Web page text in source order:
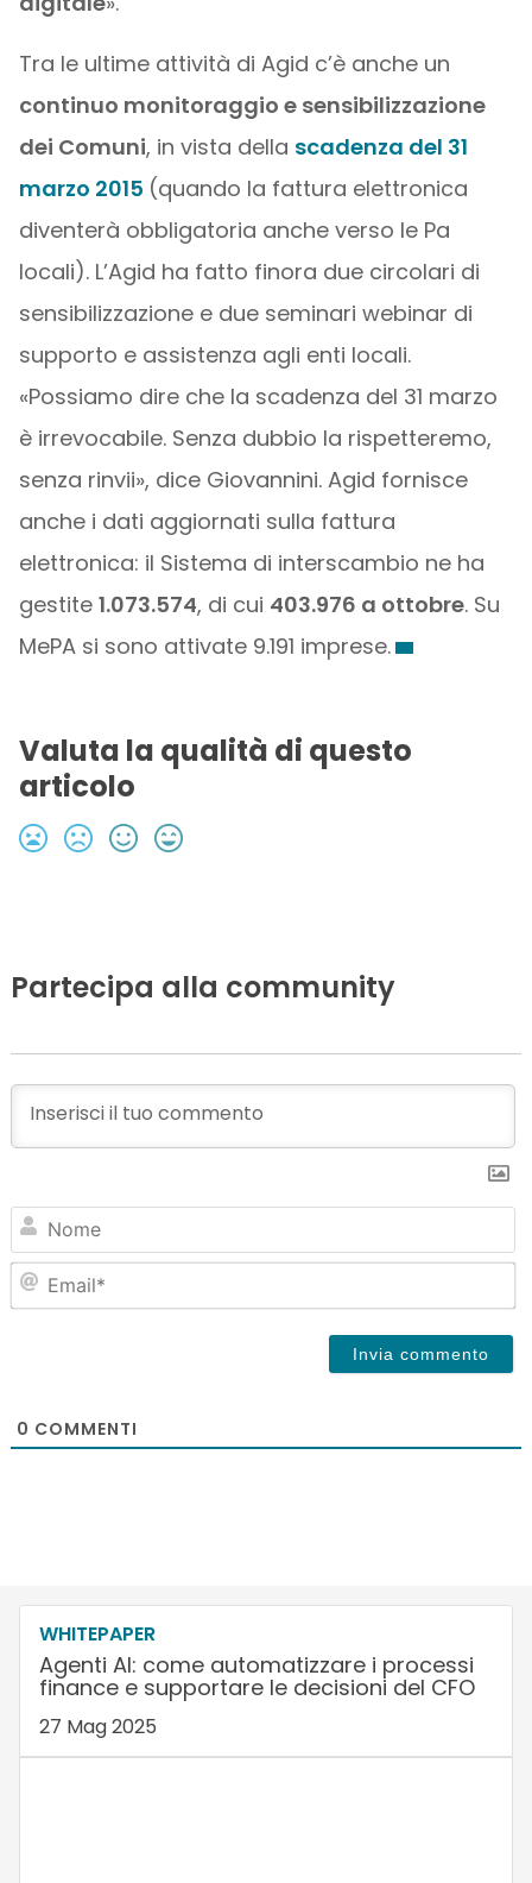
Tra le ultime attività di Agid c’è anche un
continuo monitoraggio e sensibilizzazione
dei Comuni, in vista della scadenza del 31
marzo 2015 (quando la fattura elettronica
diventerà obbligatoria anche verso le Pa
locali). L’Agid ha fatto finora due circolari di
sensibilizzazione e due seminari webinar di
supporto e assistenza agli enti locali.
«Possiamo dire che la scadenza del 31 marzo
è irrevocabile. Senza dubbio la rispetteremo,
senza rinvii», dice Giovannini. Agid fornisce
anche i dati aggiornati sulla fattura
elettronica: il Sistema di interscambio ne ha
gestite 1.073.574, di cui 403.976 a ottobre. Su
MePA si sono attivate 9.191 imprese.
Valuta la qualità di questo
articolo
Partecipa alla community
0 COMMENTI
WHITEPAPER
Agenti AI: come automatizzare i processi
finance e supportare le decisioni del CFO
27 Mag 2025